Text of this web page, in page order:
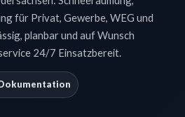
für Privat, Gewerbe, WEG und
planbar und auf Wunsch
24/7 Einsatzbereit.